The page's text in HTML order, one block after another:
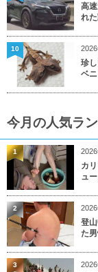
高
れ
珍
ベ
10
今月の人気ラ
カ
ュ
1
登
た
2
3